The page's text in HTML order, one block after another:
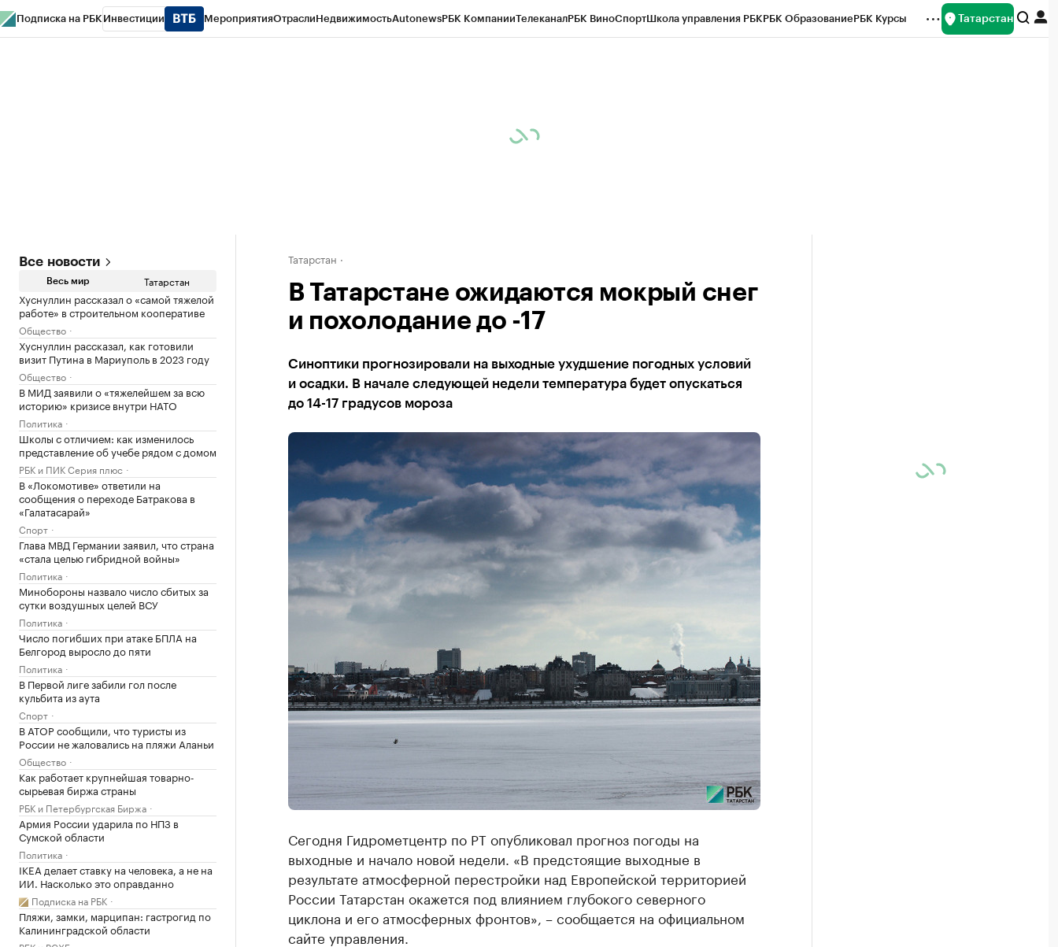
Подписка на РБК Инвестиции МероприятияОтраслиНедвижимостьAutonewsРБК КомпанииТелеканалРБК ВиноСпортШкола управления РБКРБК ОбразованиеРБК Курсы Татарстан
Все новости
Весь мир Татарстан
Хуснуллин рассказал о «самой тяжелой
работе» в строительном кооперативе
Общество
Хуснуллин рассказал, как готовили
визит Путина в Мариуполь в 2023 году
Общество
В МИД заявили о «тяжелейшем за всю
историю» кризисе внутри НАТО
Политика
Школы с отличием: как изменилось
представление об учебе рядом с домом
РБК и ПИК Серия плюс
В «Локомотиве» ответили на
сообщения о переходе Батракова в
«Галатасарай»
Спорт
Глава МВД Германии заявил, что страна
«стала целью гибридной войны»
Политика
Минобороны назвало число сбитых за
сутки воздушных целей ВСУ
Политика
Число погибших при атаке БПЛА на
Белгород выросло до пяти
Политика
В Первой лиге забили гол после
кульбита из аута
Спорт
В АТОР сообщили, что туристы из
России не жаловались на пляжи Аланьи
Общество
Как работает крупнейшая товарно-
сырьевая биржа страны
РБК и Петербургская Биржа
Армия России ударила по НПЗ в
Сумской области
Политика
IKEA делает ставку на человека, а не на
ИИ. Насколько это оправданно
Подписка на РБК
Пляжи, замки, марципан: гастрогид по
Калининградской области
Татарстан
В Татарстане ожидаются мокрый снег
и похолодание до -17
Синоптики прогнозировали на выходные ухудшение погодных условий
и осадки. В начале следующей недели температура будет опускаться
до 14-17 градусов мороза
Сегодня Гидрометцентр по РТ опубликовал прогноз погоды на
выходные и начало новой недели. «В предстоящие выходные в
результате атмосферной перестройки над Европейской территорией
России Татарстан окажется под влиянием глубокого северного
циклона и его атмосферных фронтов», – сообщается на официальном
сайте управления.